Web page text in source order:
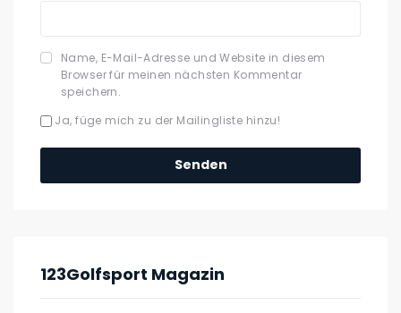
Name, E-Mail-Adresse und Website in diesem
Browser für meinen nächsten Kommentar
speichern.
Ja, füge mich zu der Mailingliste hinzu!
123Golfsport Magazin